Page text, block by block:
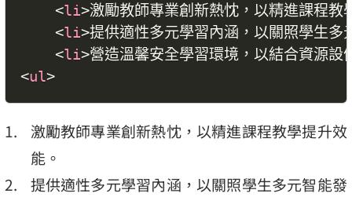
<li>激勵教師專業創新熱忱，以精進課程教
<li>提供適性多元學習內涵，以關照學生多
<li>營造溫馨安全學習環境，以結合資源設
<ul>
激勵教師專業創新熱忱，以精進課程教學提升效
能。
提供適性多元學習內涵，以關照學生多元智能發